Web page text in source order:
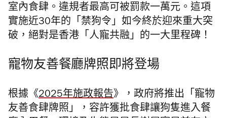
室內食肆。違規者最高可被罰款一萬元。這項
實施近30年的「禁狗令」如今終於迎來重大突
破，絕對是香港「人寵共融」的一大里程碑！
寵物友善餐廳牌照即將登場
根據《2025年施政報告》，政府將推出「寵物
友善食肆牌照」
， 容許獲批食肆讓狗隻進入餐